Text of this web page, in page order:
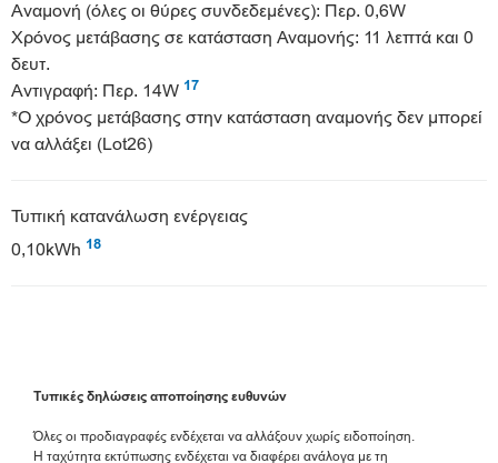
Αναμονή (όλες οι θύρες συνδεδεμένες): Περ. 0,6W
Χρόνος μετάβασης σε κατάσταση Αναμονής: 11 λεπτά και 0
δευτ.
Αντιγραφή: Περ. 14W 17
*Ο χρόνος μετάβασης στην κατάσταση αναμονής δεν μπορεί
να αλλάξει (Lot26)
Τυπική κατανάλωση ενέργειας
0,10kWh 18
Τυπικές δηλώσεις αποποίησης ευθυνών
Όλες οι προδιαγραφές ενδέχεται να αλλάξουν χωρίς ειδοποίηση.
Η ταχύτητα εκτύπωσης ενδέχεται να διαφέρει ανάλογα με τη